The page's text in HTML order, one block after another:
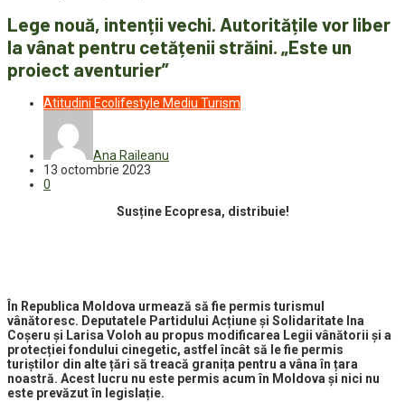
Lege nouă, intenții vechi. Autoritățile vor liber
la vânat pentru cetățenii străini. „Este un
proiect aventurier”
Atitudini Ecolifestyle Mediu Turism
Ana Raileanu
13 octombrie 2023
0
Susține Ecopresa, distribuie!
În Republica Moldova urmează să fie permis turismul
vânătoresc. Deputatele Partidului Acțiune și Solidaritate Ina
Coșeru și Larisa Voloh au propus modificarea Legii vânătorii și a
protecției fondului cinegetic, astfel încât să le fie permis
turiștilor din alte țări să treacă granița pentru a vâna în țara
noastră. Acest lucru nu este permis acum în Moldova și nici nu
este prevăzut în legislație.